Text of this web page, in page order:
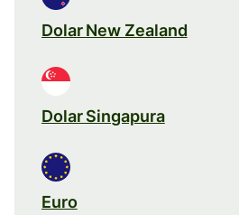
Dolar New Zealand
Dolar Singapura
Euro